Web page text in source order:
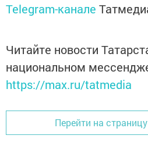
Telegram-канале
Читайте новости
национальном
https://max.ru/tatmedia
Перейти на